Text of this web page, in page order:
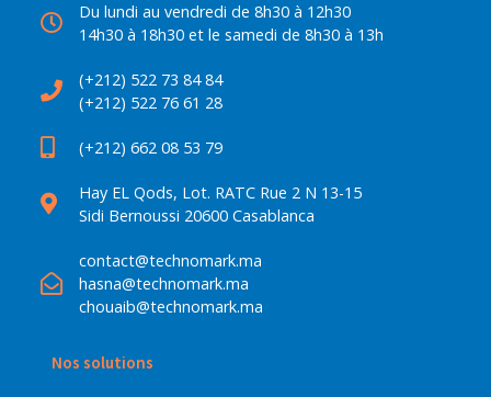
Du lundi au vendredi de 8h30 à 12h30
14h30 à 18h30 et le samedi de 8h30 à 13h
(+212) 522 73 84 84
(+212) 522 76 61 28
(+212) 662 08 53 79
Hay EL Qods, Lot. RATC Rue 2 N 13-15
Sidi Bernoussi 20600 Casablanca
contact@technomark.ma
hasna@technomark.ma
chouaib@technomark.ma
Nos solutions